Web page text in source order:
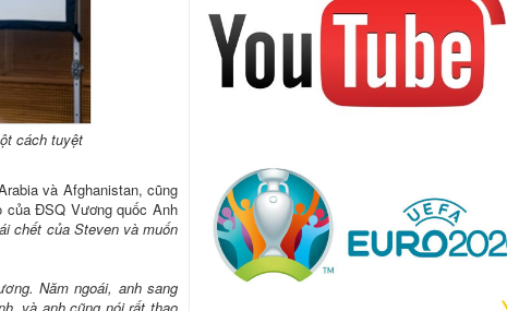
cách tuyệt
và Afghanistan, cũng
của ĐSQ Vương quốc Anh
chết của Steven và muốn
Năm ngoái, anh sang